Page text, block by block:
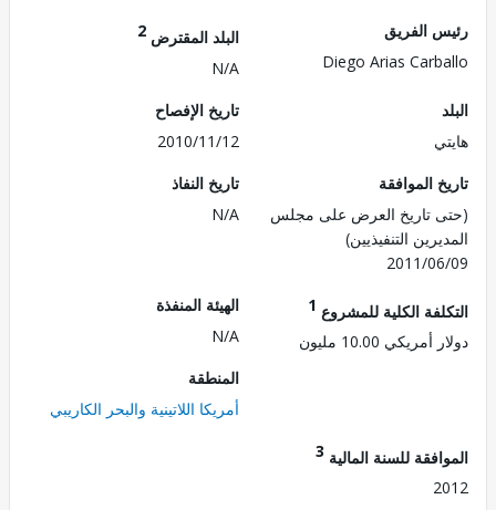
الفريق
Diego Arias
البلد المقترض
تاريخ الإفصاح
2010/11/12
الموافقة
تاريخ العرض على مجلس
التنفيذيين)
2011/
تاريخ النفاذ
N/A
الكلية للمشروع1
10.00 مليون
الهيئة المنفذة
أمريكا اللاتينية والبحر الكاريبي
للسنة المالية3